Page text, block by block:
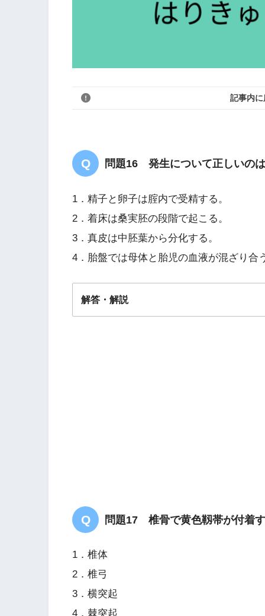
記事内
問題16 発生について正しいの
1．精子と卵子は腟内で受精する。
2．着床は桑実胚の段階で起こる。
3．真皮は中胚葉から分化する。
4．胎盤では母体と胎児の血液が混ざり合
解答・解説
問題17 椎骨で黄色靱帯が付着
1．椎体
2．椎弓
3．横突起
4．棘突起